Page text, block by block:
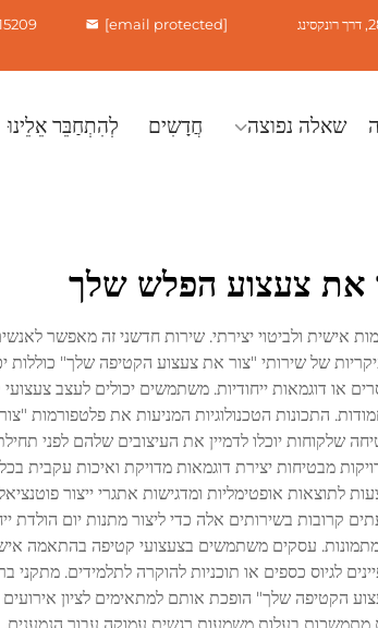
[email protected]
שאלה נפוצה חֲדָשִים לְהִתְחַבֵּר אֵלֵינוּ
את צעצוע הפלש שלך
אישית ולביטוי יצירתי. שירות חדשני זה מאפשר
של שירותי "צור את צעצוע הקטיפה שלך"
או דוגמאות ייחודיות. משתמשים יכולים לעצב
התכונות הטכנולוגיות המניעות את
שלקוחות יוכלו לדמיין את העיצובים שלהם לפני
מבטיחות יצירת דוגמאות מדויקת ואיכות
אופטימליות ומדגישות אתגרי ייצור
בשירותים אלה כדי ליצור מתנות יום הולדת
עסקים משתמשים בצעצועי קטיפה בהתאמה
לגיוס כספים או תוכניות להוקרה לתלמידים. מתקני
הקטיפה שלך" הופכת אותם למתאימים לציון אירועים